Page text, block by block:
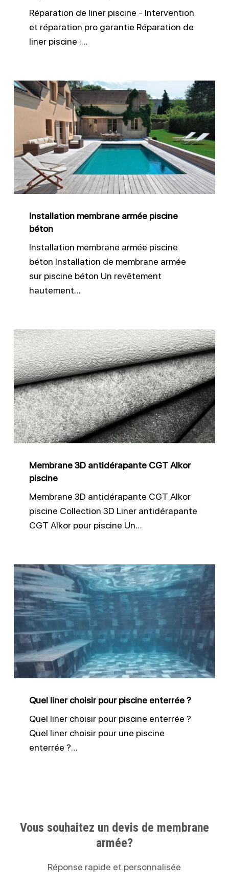
Réparation de liner piscine - Intervention
et réparation pro garantie Réparation de
liner piscine :…
Installation
membrane
piscine
béton
Installation membrane armée piscine
béton
Installation membrane armée piscine
béton Installation de membrane armée
sur piscine béton Un revêtement
hautement…
Membrane
3D
antidérapante
CGT
Alkor
piscine
Membrane 3D antidérapante CGT Alkor
piscine
Membrane 3D antidérapante CGT Alkor
piscine Collection 3D Liner antidérapante
CGT Alkor pour piscine Un…
Quel
liner
choisir
pour
piscine
enterrée
?
Quel liner choisir pour piscine enterrée ?
Quel liner choisir pour piscine enterrée ?
Quel liner choisir pour une piscine
enterrée ?…
Vous souhaitez un devis de membrane
armée?
Réponse rapide et personnalisée